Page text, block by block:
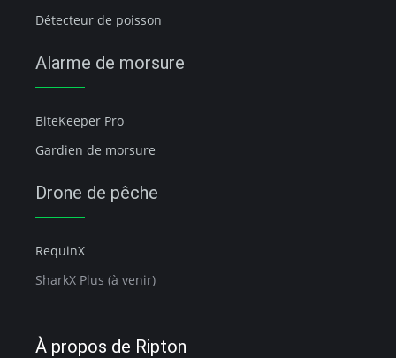
Détecteur de poisson
Alarme de morsure
BiteKeeper Pro
Gardien de morsure
Drone de pêche
RequinX
SharkX Plus (à venir)
À propos de Ripton